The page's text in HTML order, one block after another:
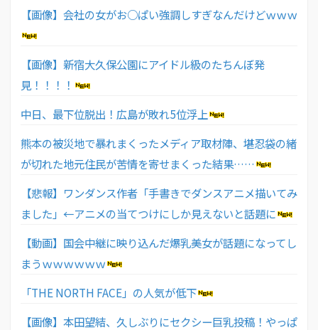
【画像】会社の女がお○ぱい強調しすぎなんだけどｗｗｗ
【画像】新宿大久保公園にアイドル級のたちんぼ発
見！！！！
中日、最下位脱出！広島が敗れ5位浮上
熊本の被災地で暴れまくったメディア取材陣、堪忍袋の緒
が切れた地元住民が苦情を寄せまくった結果……
【悲報】ワンダンス作者「手書きでダンスアニメ描いてみ
ました」←アニメの当てつけにしか見えないと話題に
【動画】国会中継に映り込んだ爆乳美女が話題になってし
まうｗｗｗｗｗｗ
「THE NORTH FACE」の人気が低下
【画像】本田望結、久しぶりにセクシー巨乳投稿！やっぱ